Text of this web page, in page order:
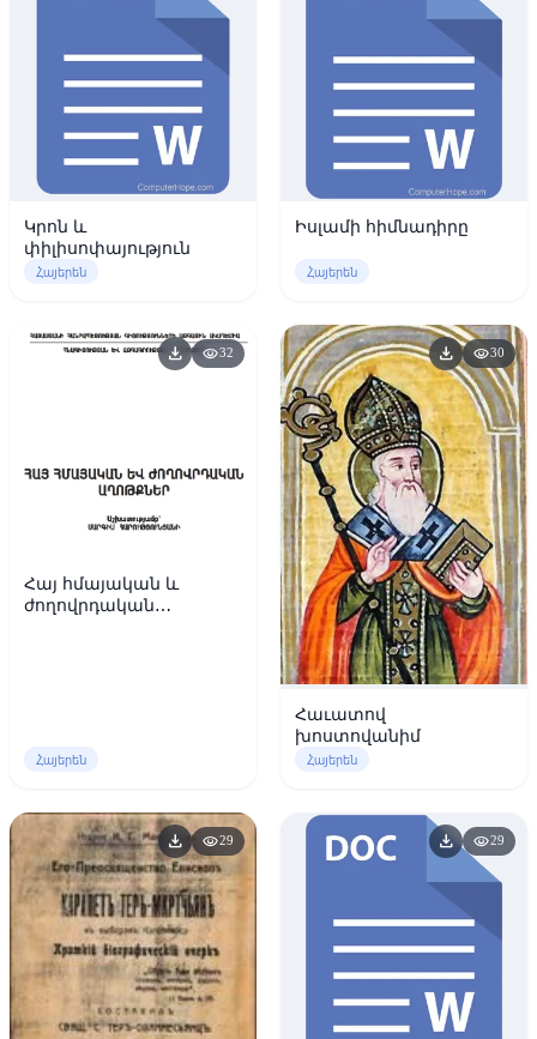
Կրոն և
փիլիսոփայություն
Հայերեն
Իսլամի հիմնադիրը
Հայերեն
download visibility32
Հայ հմայական և
ժողովրդական
Հայերեն
download visibility30
Հաւատով
խոստովանիմ
Հայերեն
download visibility29 download visibility29